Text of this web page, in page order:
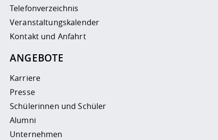
Telefonverzeichnis
Veranstaltungskalender
Kontakt und Anfahrt
ANGEBOTE
Karriere
Presse
Schülerinnen und Schüler
Alumni
Unternehmen